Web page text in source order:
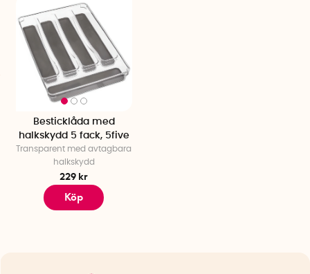
Besticklåda med
halkskydd 5 fack, 5five
Transparent med avtagbara
halkskydd
229 kr
Köp